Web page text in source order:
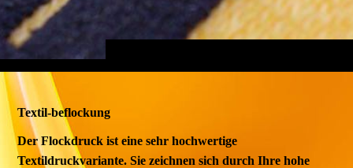
Textil-beflockung
Der Flockdruck ist eine sehr hochwertige
Textildruckvariante. Sie zeichnen sich durch Ihre hohe